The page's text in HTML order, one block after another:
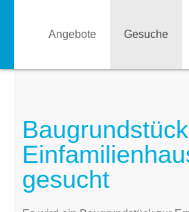
Angebote Gesuche
gesucht